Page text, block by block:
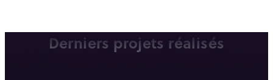
Derniers projets réalisés